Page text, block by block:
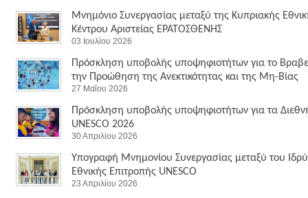
Μνημόνιο Συνεργασίας μεταξύ της Κυπριακής
Κέντρου Αριστείας ΕΡΑΤΟΣΘΕΝΗΣ
03 Ιουλίου 2026
Πρόσκληση υποβολής υποψηφιοτήτων για το
την Προώθηση της Ανεκτικότητας και της Μη-Βίας
27 Μαΐου 2026
Πρόσκληση υποβολής υποψηφιοτήτων για τα
UNESCO 2026
30 Απριλίου 2026
Υπογραφή Μνημονίου Συνεργασίας μεταξύ του
Εθνικής Επιτροπής UNESCO
23 Απριλίου 2026